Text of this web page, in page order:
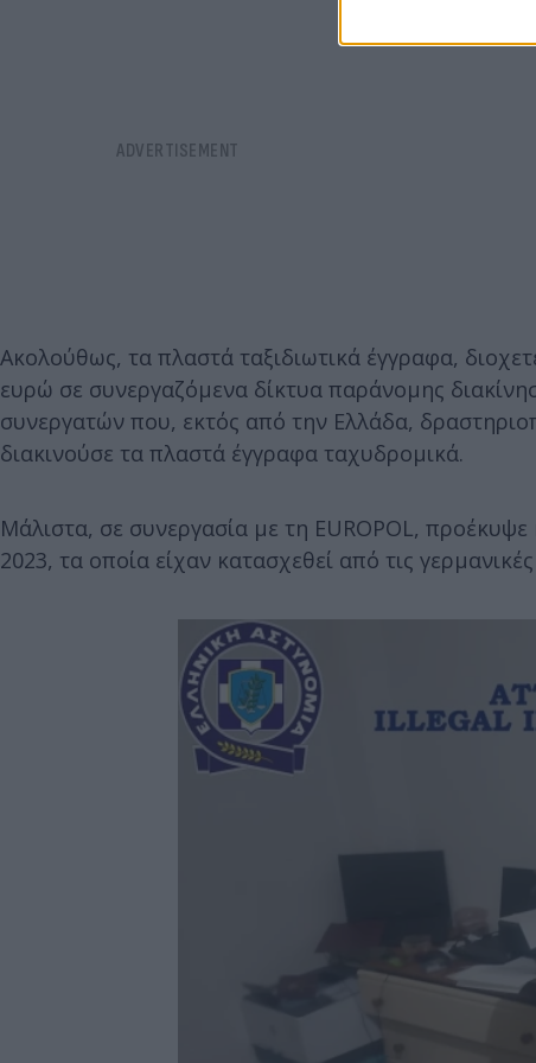
Ακολούθως, τα πλαστά ταξιδιωτικά έγγραφα,
ευρώ σε συνεργαζόμενα δίκτυα παράνομης
συνεργατών που, εκτός από την Ελλάδα,
διακινούσε τα πλαστά έγγραφα ταχυδρομικά.
Μάλιστα, σε συνεργασία με τη EUROPOL,
2023, τα οποία είχαν κατασχεθεί από τις